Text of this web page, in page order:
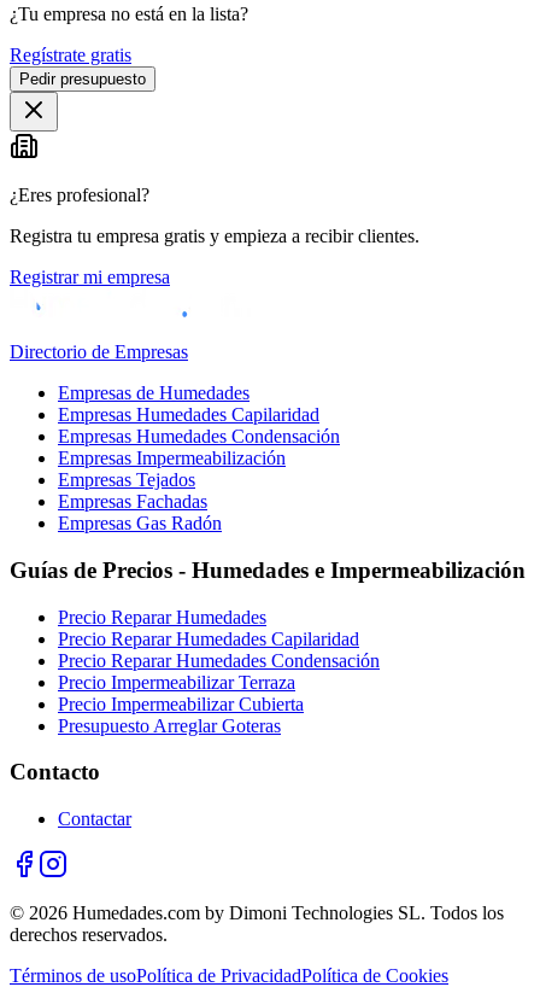
¿Tu empresa no está en la lista?
Regístrate gratis
Pedir presupuesto
¿Eres profesional?
Registra tu empresa gratis y empieza a recibir clientes.
Registrar mi empresa
Directorio de Empresas
Empresas de Humedades
Empresas Humedades Capilaridad
Empresas Humedades Condensación
Empresas Impermeabilización
Empresas Tejados
Empresas Fachadas
Empresas Gas Radón
Guías de Precios - Humedades e Impermeabilización
Precio Reparar Humedades
Precio Reparar Humedades Capilaridad
Precio Reparar Humedades Condensación
Precio Impermeabilizar Terraza
Precio Impermeabilizar Cubierta
Presupuesto Arreglar Goteras
Contacto
Contactar
© 2026 Humedades.com by Dimoni Technologies SL. Todos los
derechos reservados.
Términos de usoPolítica de PrivacidadPolítica de Cookies